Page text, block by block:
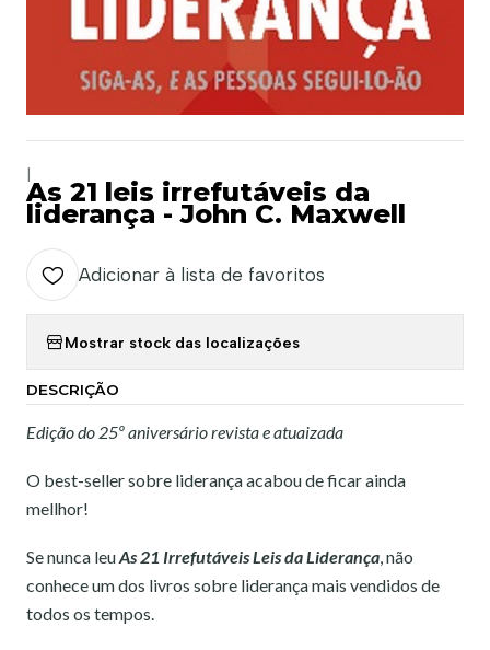
As 21 leis irrefutáveis da
liderança - John C. Maxwell
Adicionar à lista de favoritos
Mostrar stock das localizações
DESCRIÇÃO
Edição do 25º aniversário revista e atuaizada
O best-seller sobre liderança acabou de ficar ainda
mellhor!
Se nunca leuAs 21 Irrefutáveis Leis da Liderança, não
conhece um dos livros sobre liderança mais vendidos de
todos os tempos.